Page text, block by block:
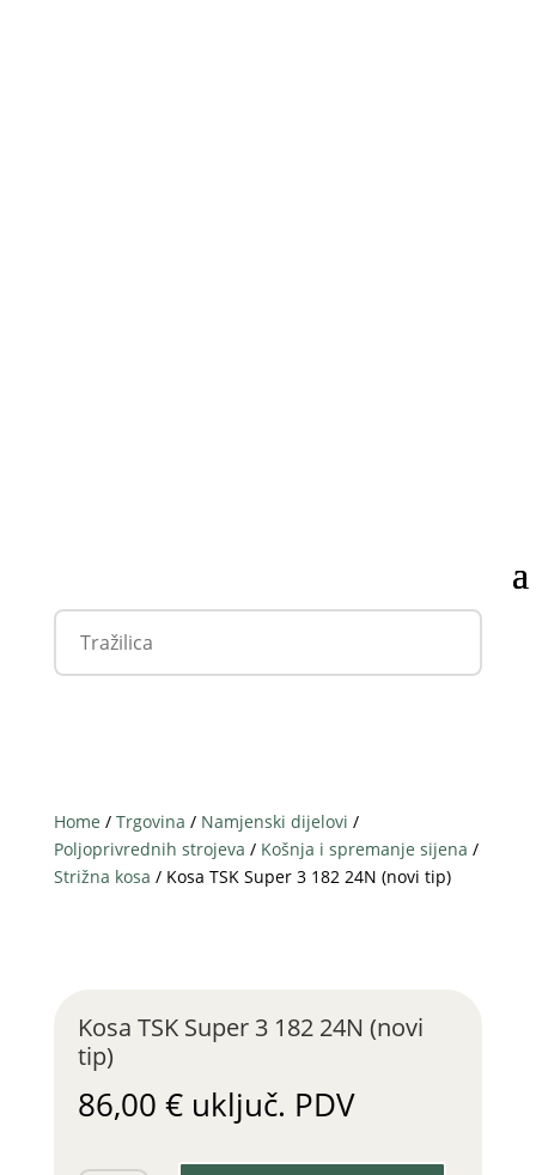
Home / Trgovina / Namjenski dijelovi /
Poljoprivrednih strojeva / Košnja i spremanje sijena /
Strižna kosa / Kosa TSK Super 3 182 24N (novi tip)
Kosa TSK Super 3 182 24N (novi
tip)
86,00 € uključ. PDV